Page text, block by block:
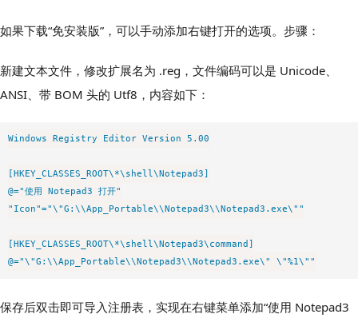
如果下载“免安装版”，可以手动添加右键打开的选项。步骤：
新建文本文件，修改扩展名为 .reg，文件编码可以是 Unicode、
ANSI、带 BOM 头的 Utf8，内容如下：
Windows Registry Editor Version 5.00
[HKEY_CLASSES_ROOT\*\shell\Notepad3]
@="使用 Notepad3 打开"
"Icon"="\"G:\\App_Portable\\Notepad3\\Notepad3.exe\""
[HKEY_CLASSES_ROOT\*\shell\Notepad3\command]
保存后双击即可导入注册表，实现在右键菜单添加“使用 Notepad3